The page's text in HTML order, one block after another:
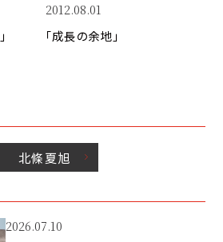
2012.08.01
「成長の余地」
北條夏旭
2026.07.10